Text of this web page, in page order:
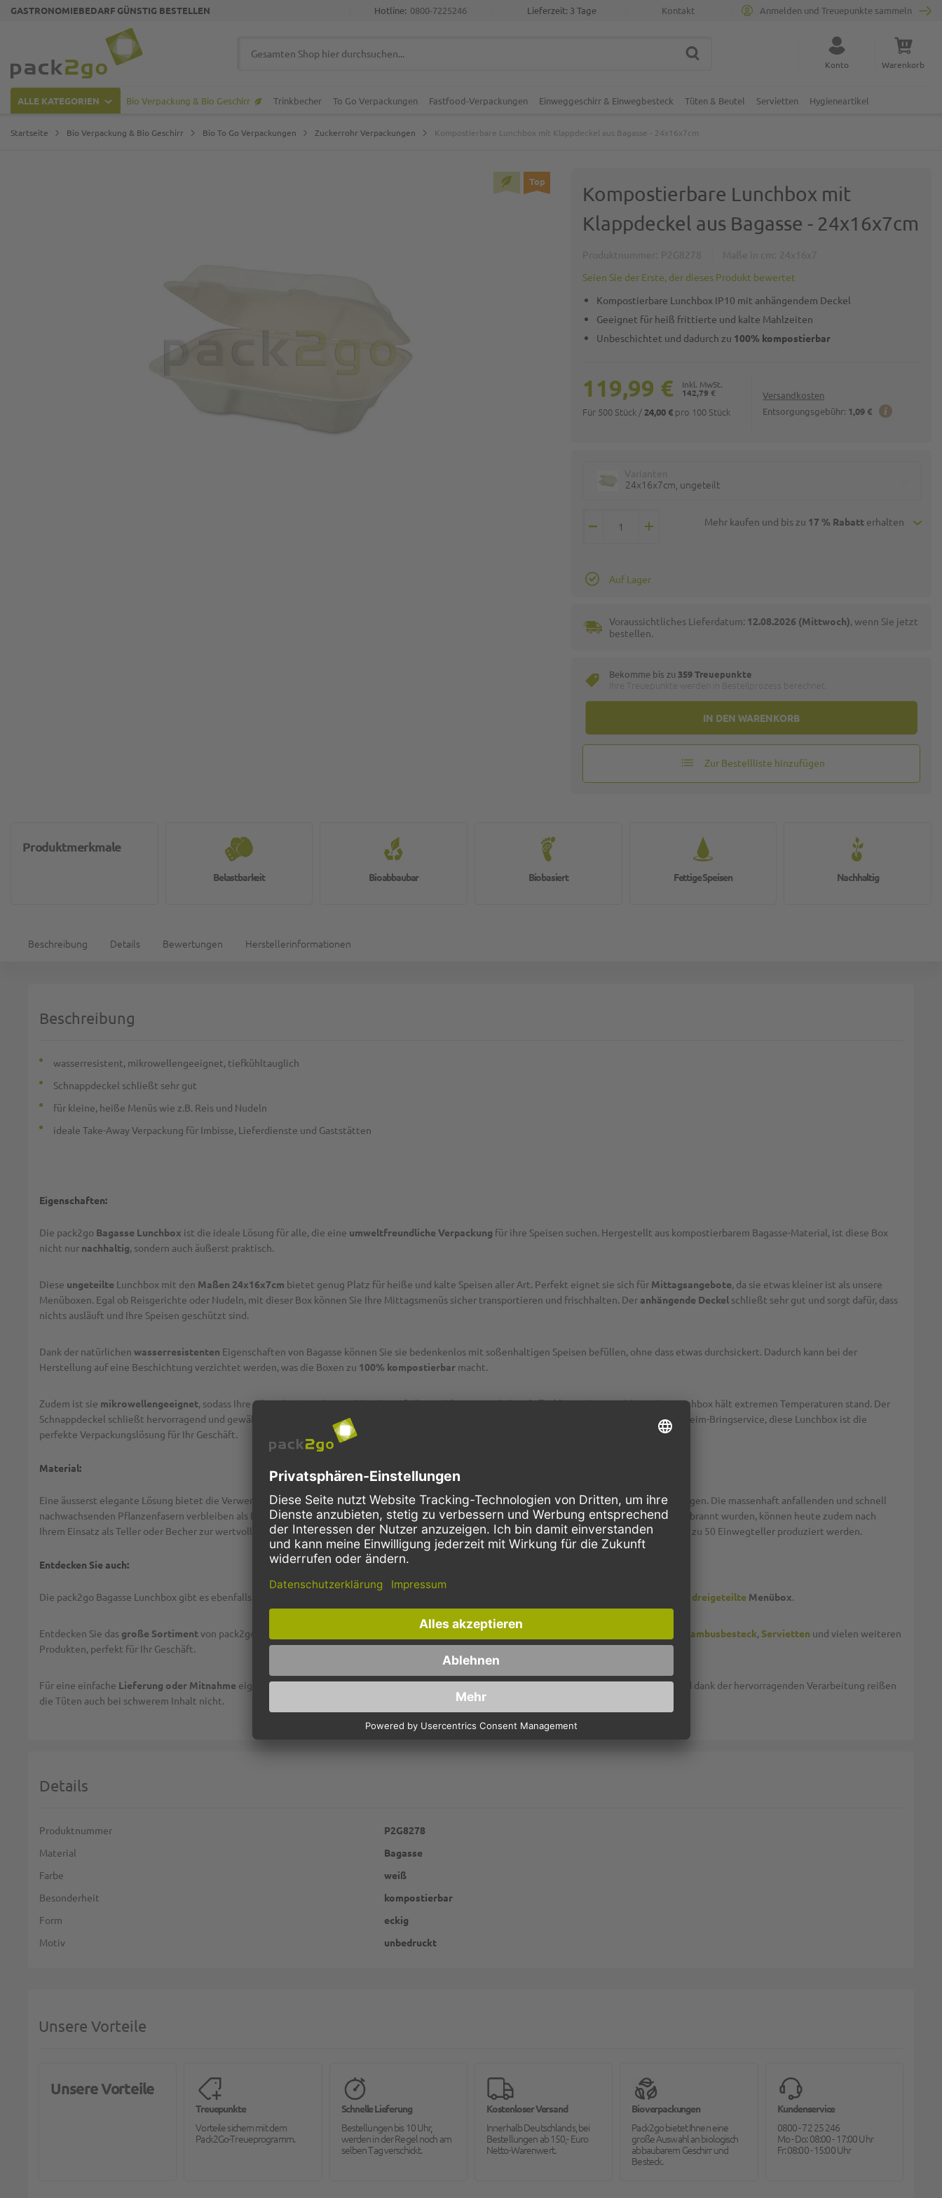
GASTRONOMIEBEDARF GÜNSTIG BESTELLEN Kontakt
Lieferzeit: 3 Tage
Hotline: 0800-7225246 Anmelden und Treuepunkte sammeln
Suche schließen
SUCHE Konto Warenkorb
ALLE KATEGORIEN Bio Verpackung & Bio Geschirr Trinkbecher To Go Verpackungen Fastfood-Verpackungen Einweggeschirr & Einwegbesteck Tüten & Beutel Servietten Hygieneartikel
Startseite Bio Verpackung & Bio Geschirr Bio To Go Verpackungen Zuckerrohr Verpackungen Kompostierbare Lunchbox mit Klappdeckel aus Bagasse - 24x16x7cm
Top
Kompostierbare Lunchbox mit
Klappdeckel aus Bagasse - 24x16x7cm
Seien Sie der Erste, der dieses Produkt bewertet
Kompostierbare Lunchbox IP10 mit anhängendem Deckel
Geeignet für heiß frittierte und kalte Mahlzeiten
Unbeschichtet und dadurch zu 100% kompostierbar
Versandkosten
Entsorgungsgebühr: 1,09 €
142,79 €
119,99 €
Für 500 Stück / 24,00 € pro 100 Stück
24x16x7cm, ungeteilt
Mehr kaufen und bis zu 17 % Rabatterhalten
IN DEN WARENKORB
Auf Lager
Voraussichtliches Lieferdatum: 12.08.2026 (Mittwoch), wenn Sie jetzt
bestellen.
Bekomme bis zu359 Treuepunkte
Zur Bestellliste hinzufügen
Produktmerkmale
Belastbarkeit Bioabbaubar Biobasiert Fettige Speisen Nachhaltig
Beschreibung Details Bewertungen Herstellerinformationen
Beschreibung
wasserresistent, mikrowellengeeignet, tiefkühltauglich
Schnappdeckel schließt sehr gut
für kleine, heiße Menüs wie z.B. Reis und Nudeln
ideale Take-Away Verpackung für Imbisse, Lieferdienste und Gaststätten
Eigenschaften:
Die pack2go Bagasse Lunchbox ist die ideale Lösung für alle, die eine umweltfreundliche Verpackung für ihre Speisen suchen. Hergestellt aus kompostierbarem Bagasse-Material, ist diese Box
nicht nur nachhaltig, sondern auch äußerst praktisch.
Diese ungeteilte Lunchbox mit den Maßen 24x16x7cm bietet genug Platz für heiße und kalte Speisen aller Art. Perfekt eignet sie sich für Mittagsangebote, da sie etwas kleiner ist als unsere
Menüboxen. Egal ob Reisgerichte oder Nudeln, mit dieser Box können Sie Ihre Mittagsmenüs sicher transportieren und frischhalten. Der anhängende Deckel schließt sehr gut und sorgt dafür, dass
nichts ausläuft und Ihre Speisen geschützt sind.
Dank der natürlichen wasserresistenten Eigenschaften von Bagasse können Sie sie bedenkenlos mit soßenhaltigen Speisen befüllen, ohne dass etwas durchsickert. Dadurch kann bei der
Herstellung auf eine Beschichtung verzichtet werden, was die Boxen zu 100% kompostierbar macht.
Zudem ist sie mikrowellengeeignet, sodass Ihre Gäste Ihre Gerichte problemlos aufwärmen können. Auch dasTiefkühlenist kein Problem - die Lunchbox hält extremen Temperaturen stand. Der
Schnappdeckel schließt hervorragend und gewährleistet somit einen sicheren Transport Ihrer Speisen. Egal ob Restaurant, Imbiss, Take Away oder Heim-Bringservice, diese Lunchbox ist die
perfekte Verpackungslösung für Ihr Geschäft.
Material:
Eine äusserst elegante Lösung bietet die Verwendung vonZuckerrohr-Fasernfür die Herstellung von formschönem Einweggeschirr und Verpackungen. Die massenhaft anfallenden und schnell
nachwachsenden Pflanzenfasern verbleiben als Restwertstoff bei der Gewinnung von Rohrzucker. Die besonders zähen Fasern, die bisher häufig verbrannt wurden, können heute zudem nach
Ihrem Einsatz als Teller oder Becher zur wertvollen
Bio-Masseumgewandelt werden. Aus den Resten eines einzigen Zuckerrohr-Halmes können bis zu 50 Einwegteller produziert werden.
Entdecken Sie auch:
Die pack2go Bagasse Lunchbox gibt es ebenfalls dreigeteilte Menübox.
Entdecken Sie das große Sortimentvon pack2go mit hochwertigen und praktischemZubehör Bambusbesteck, Servietten und vielen weiteren
Produkten, perfekt für Ihr Geschäft.
Für eine einfache Lieferung oder Mitnahme eignen sich unsereTragetaschenaus Kraftpapier ideal, Sie können die Boxen einfach darin stapeln und dank der hervorragenden Verarbeitung reißen
die Tüten auch bei schwerem Inhalt nicht.
Details
Weitere Informationen
Produktnummer
P2G8278
Material
Bagasse
Farbe
weiß
Besonderheit
kompostierbar
Form
eckig
Motiv
unbedruckt
Unsere Vorteile
Unsere Vorteile
Treuepunkte
Vorteile sichern mit dem
Pack2Go-Treueprogramm.
Schnelle Lieferung
Bestellungen bis 10 Uhr,
werden in der Regel noch am
selben Tag verschickt.
Kostenloser Versand
Innerhalb Deutschlands, bei
Bestellungen ab 150,- Euro
Netto-Warenwert.
Bioverpackungen
Pack2go bietet Ihnen eine
große Auswahl an biologisch
abbaubarem Geschirr und
Besteck.
Kundenservice
0800 - 72 25 246
Mo - Do: 08:00 - 17:00 Uhr
Fr: 08:00 - 15:00 Uhr